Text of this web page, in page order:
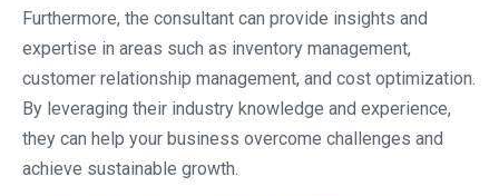
Furthermore, the consultant can provide insights and
expertise in areas such as inventory management,
customer relationship management, and cost optimization.
By leveraging their industry knowledge and experience,
they can help your business overcome challenges and
achieve sustainable growth.